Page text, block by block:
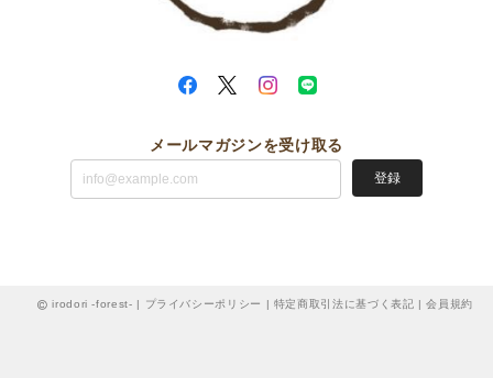
メールマガジンを受け取る
登録
irodori -forest- | プライバシーポリシー 特定商取引法に基づく表記 |会員規約